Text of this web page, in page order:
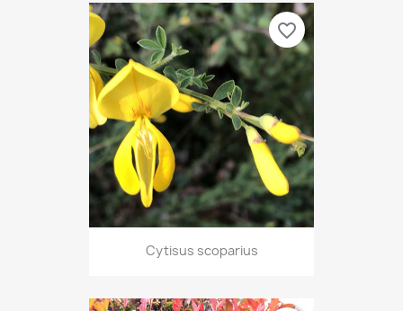
Cytisus scoparius
favorite_border